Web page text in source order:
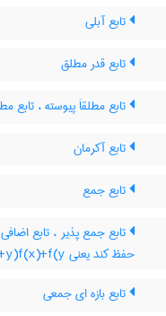
تابع آبلی
تابع قدر مطلق
تابع مطلقاَ پیوسته ، تابع
تابع آکرمان
تابع جمع
حفظ کند یعنی f(x+y)f(x)+f(y ، تابع جمعی
تابع بازه ای جمعی